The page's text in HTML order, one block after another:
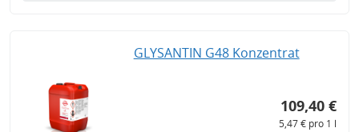
GLYSANTIN G48 Konzentrat
109,40 €
5,47 € pro 1 l